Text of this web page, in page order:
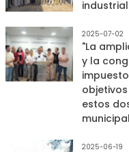
2025-07-02
"La
y la
estos
2025-06-19